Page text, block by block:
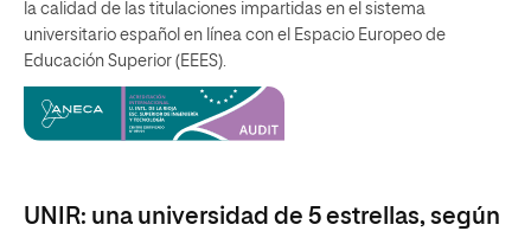
la calidad de las titulaciones impartidas en el sistema
universitario español en línea con el Espacio Europeo de
Educación Superior (EEES).
UNIR: una universidad de 5 estrellas, según